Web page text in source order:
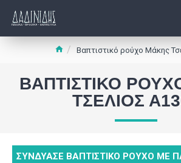
Βαπτιστικό ρούχο Μάκης
ΒΑΠΤΙΣΤΙΚΌ
ΤΣΈΛΙΟΣ
ΣΥΝΔΎΑΣΕ ΒΑΠΤΙΣΤΙΚΌ ΡΟΎΧΟ ΜΕ